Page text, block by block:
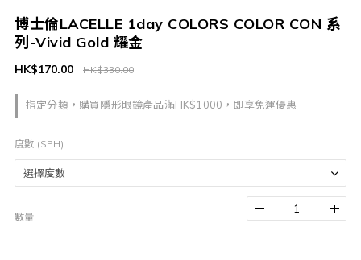
博士倫LACELLE 1day COLORS COLOR CON 系
列-Vivid Gold 耀金
指定分類，購買隱形眼鏡產品滿HK$1000，即享免運優惠
HK$330.00
HK$170.00
度數 (SPH)
數量